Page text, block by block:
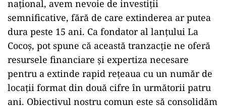
naţional, avem nevoie de investiţii
semnificative, fără de care extinderea ar putea
dura peste 15 ani. Ca fondator al lanţului La
Cocoş, pot spune că această tranzacţie ne oferă
resursele financiare şi expertiza necesare
pentru a extinde rapid reţeaua cu un număr de
locaţii format din două cifre în următorii patru
ani. Obiectivul nostru comun este să consolidăm